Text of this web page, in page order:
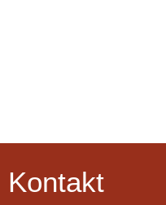
Kontakt